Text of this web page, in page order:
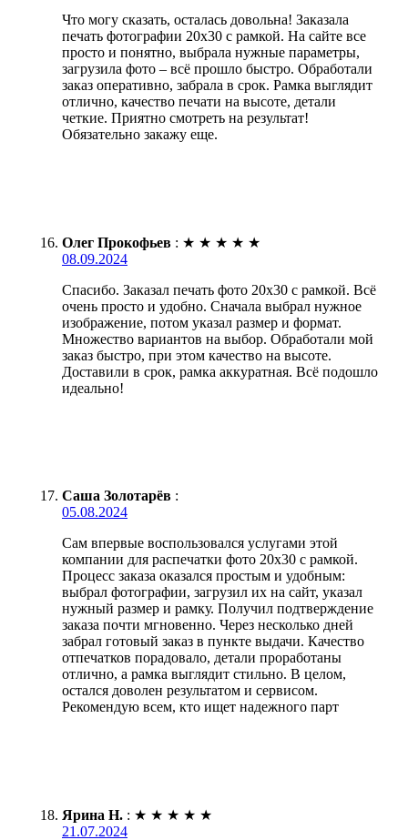
Что могу сказать, осталась довольна! Заказала
печать фотографии 20х30 с рамкой. На сайте все
просто и понятно, выбрала нужные параметры,
загрузила фото – всё прошло быстро. Обработали
заказ оперативно, забрала в срок. Рамка выглядит
отлично, качество печати на высоте, детали
четкие. Приятно смотреть на результат!
Обязательно закажу еще.
Олег Прокофьев : ★ ★ ★ ★ ★
08.09.2024
Спасибо. Заказал печать фото 20х30 с рамкой. Всё
очень просто и удобно. Сначала выбрал нужное
изображение, потом указал размер и формат.
Множество вариантов на выбор. Обработали мой
заказ быстро, при этом качество на высоте.
Доставили в срок, рамка аккуратная. Всё подошло
идеально!
Саша Золотарёв :
05.08.2024
Сам впервые воспользовался услугами этой
компании для распечатки фото 20х30 с рамкой.
Процесс заказа оказался простым и удобным:
выбрал фотографии, загрузил их на сайт, указал
нужный размер и рамку. Получил подтверждение
заказа почти мгновенно. Через несколько дней
забрал готовый заказ в пункте выдачи. Качество
отпечатков порадовало, детали проработаны
отлично, а рамка выглядит стильно. В целом,
остался доволен результатом и сервисом.
Рекомендую всем, кто ищет надежного парт
Ярина Н. : ★ ★ ★ ★ ★
21.07.2024